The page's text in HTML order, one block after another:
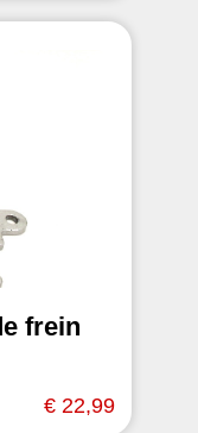
frein
€ 22,99